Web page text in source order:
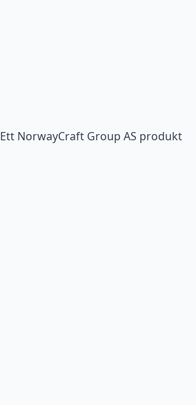
Ett NorwayCraft Group AS produkt